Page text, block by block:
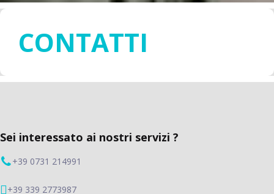
CONTATTI
Sei interessato ai nostri servizi ?
+39 0731 214991
+39 339 2773987